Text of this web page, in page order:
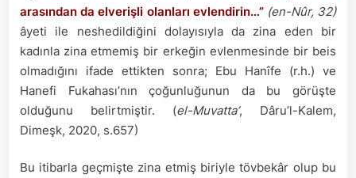
arasından da elverişli olanları evlendirin…” (en-Nûr, 32)
âyeti ile neshedildiğini dolayısıyla da zina eden bir
kadınla zina etmemiş bir erkeğin evlenmesinde bir beis
olmadığını ifade ettikten sonra; Ebu Hanîfe (r.h.) ve
Hanefi Fukahası’nın çoğunluğunun da bu görüşte
olduğunu belirtmiştir. (el-Muvatta’, Dâru’l-Kalem,
Dimeşk, 2020, s.657)
Bu itibarla geçmişte zina etmiş biriyle tövbekâr olup bu